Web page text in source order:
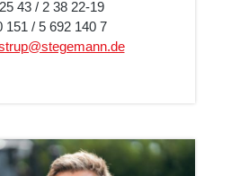
43 / 2 38 22-19
151 / 5 692 140 7